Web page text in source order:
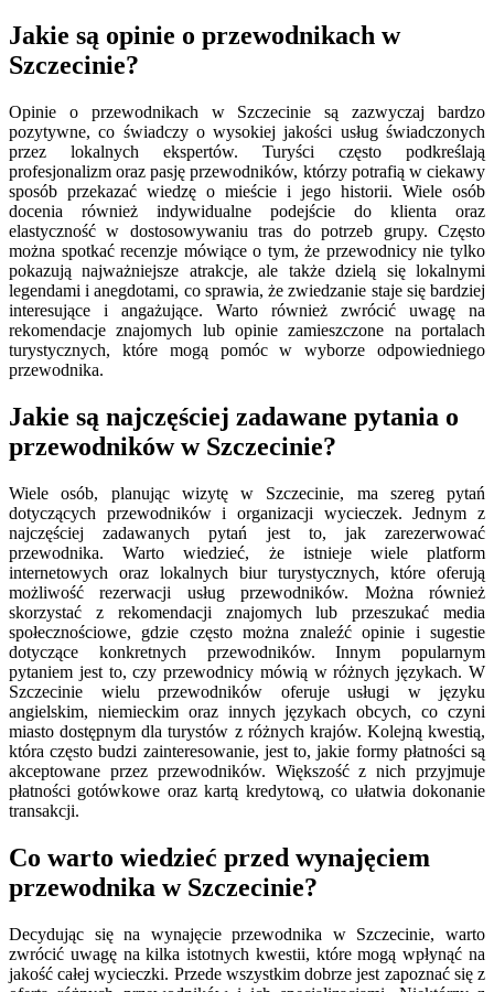
Jakie są opinie o przewodnikach w
Szczecinie?
Opinie o przewodnikach w Szczecinie są zazwyczaj bardzo
pozytywne, co świadczy o wysokiej jakości usług świadczonych
przez lokalnych ekspertów. Turyści często podkreślają
profesjonalizm oraz pasję przewodników, którzy potrafią w ciekawy
sposób przekazać wiedzę o mieście i jego historii. Wiele osób
docenia również indywidualne podejście do klienta oraz
elastyczność w dostosowywaniu tras do potrzeb grupy. Często
można spotkać recenzje mówiące o tym, że przewodnicy nie tylko
pokazują najważniejsze atrakcje, ale także dzielą się lokalnymi
legendami i anegdotami, co sprawia, że zwiedzanie staje się bardziej
interesujące i angażujące. Warto również zwrócić uwagę na
rekomendacje znajomych lub opinie zamieszczone na portalach
turystycznych, które mogą pomóc w wyborze odpowiedniego
przewodnika.
Jakie są najczęściej zadawane pytania o
przewodników w Szczecinie?
Wiele osób, planując wizytę w Szczecinie, ma szereg pytań
dotyczących przewodników i organizacji wycieczek. Jednym z
najczęściej zadawanych pytań jest to, jak zarezerwować
przewodnika. Warto wiedzieć, że istnieje wiele platform
internetowych oraz lokalnych biur turystycznych, które oferują
możliwość rezerwacji usług przewodników. Można również
skorzystać z rekomendacji znajomych lub przeszukać media
społecznościowe, gdzie często można znaleźć opinie i sugestie
dotyczące konkretnych przewodników. Innym popularnym
pytaniem jest to, czy przewodnicy mówią w różnych językach. W
Szczecinie wielu przewodników oferuje usługi w języku
angielskim, niemieckim oraz innych językach obcych, co czyni
miasto dostępnym dla turystów z różnych krajów. Kolejną kwestią,
która często budzi zainteresowanie, jest to, jakie formy płatności są
akceptowane przez przewodników. Większość z nich przyjmuje
płatności gotówkowe oraz kartą kredytową, co ułatwia dokonanie
transakcji.
Co warto wiedzieć przed wynajęciem
przewodnika w Szczecinie?
Decydując się na wynajęcie przewodnika w Szczecinie, warto
zwrócić uwagę na kilka istotnych kwestii, które mogą wpłynąć na
jakość całej wycieczki. Przede wszystkim dobrze jest zapoznać się z